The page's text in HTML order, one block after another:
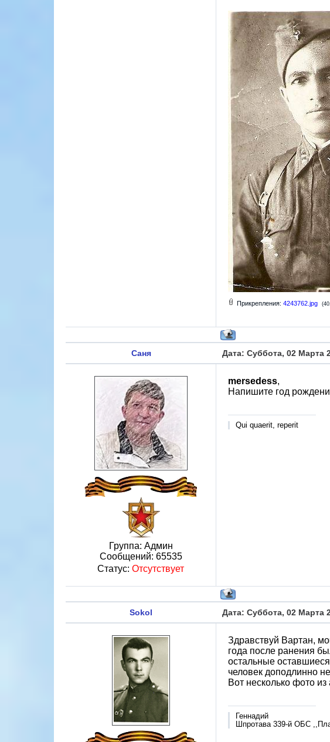
Прикрепления: 4243762.jpg
Саня Дата: Суббота, 02 Марта
Группа: Админ
Сообщений: 65535
Статус: Отсутствует
mersedess,
Напишите год
Qui quaerit, reperit
Sokol Дата: Суббота, 02 Марта
Здравствуй Вартан,
года после ранения
остальные
человек доподлинно
Вот несколько фото
Геннадий
Шпротава 339-й ОБС